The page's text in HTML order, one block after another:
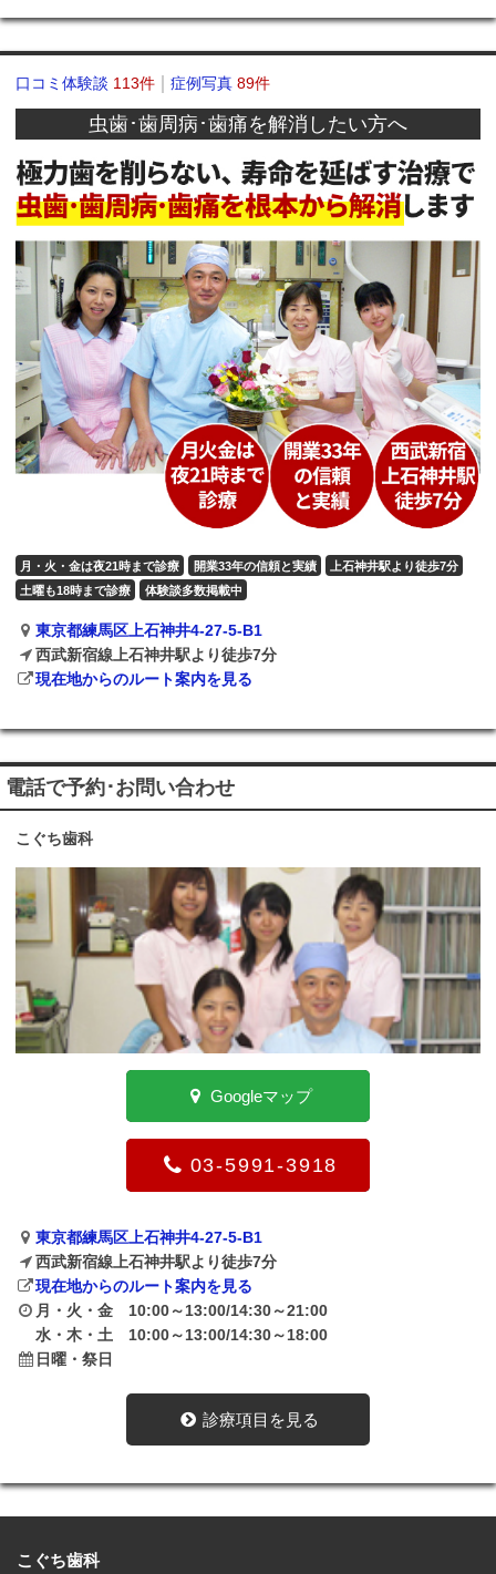
口コミ体験談 113件 症例写真89件
虫歯･歯周病･歯痛を解消したい方へ
月・火・金は夜21時まで診療 開業33年の信頼と実績
上石神井駅より徒歩7分
土曜も18時まで診療
体験談多数掲載中
東京都練馬区上石神井4-27-5-B1
西武新宿線上石神井駅より徒歩7分
現在地からのルート案内を見る
電話で予約･お問い合わせ
こぐち歯科
Googleマップ
03-5991-3918
東京都練馬区上石神井4-27-5-B1
西武新宿線上石神井駅より徒歩7分
現在地からのルート案内を見る
月・火・金 10:00～13:00/14:30～21:00
水・木・土 10:00～13:00/14:30～18:00
日曜・祭日
診療項目を見る
こぐち歯科